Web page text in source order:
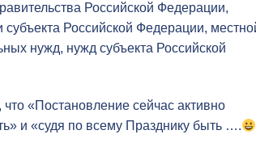
Российской Федерации,
субъекта Российской Федерации,
нужд, нужд субъекта Российской
«Постановление сейчас активно
и «судя по всему Празднику быть ….